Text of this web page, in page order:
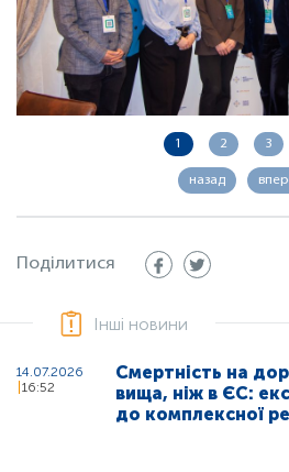
1 2 3
назад
Поділитися
Інші новини
14.07.2026
16:52
Смертність на
вища, ніж в ЄС:
до комплексної